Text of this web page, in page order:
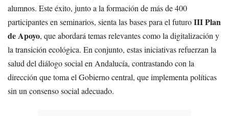
alumnos. Este éxito, junto a la formación de más de 400
participantes en seminarios, sienta las bases para el futuroIII Plan
de Apoyo, que abordará temas relevantes como la digitalización y
la transición ecológica. En conjunto, estas iniciativas refuerzan la
salud del diálogo social en Andalucía, contrastando con la
dirección que toma el Gobierno central, que implementa políticas
sin un consenso social adecuado.